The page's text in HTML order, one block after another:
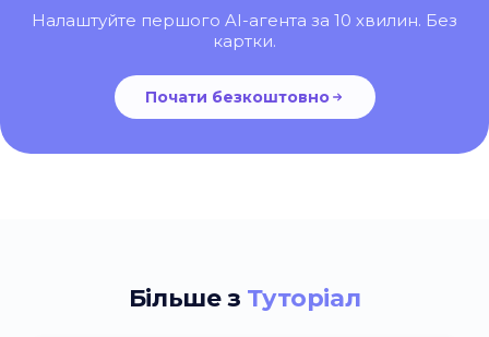
Налаштуйте першого AI-агента за 10 хвилин. Без
картки.
Почати безкоштовно
Більше з Туторіал